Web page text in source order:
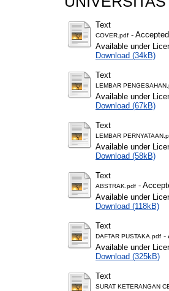
Text
COVER.pdf -
Available under
Download (34kB)
Text
LEMBAR
Available under
Download (67kB)
Text
LEMBAR
Available under
Download (58kB)
Text
ABSTRAK.pdf -
Available under
Download (118kB)
Text
DAFTAR PUSTAKA.pdf -
Available under
Download (325kB)
Text
SURAT KETERANGAN